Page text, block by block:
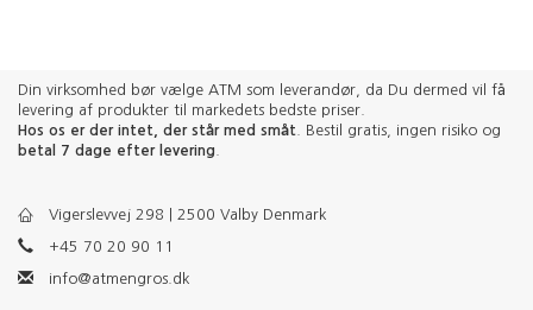
Din virksomhed bør vælge ATM som leverandør, da Du dermed vil få
levering af produkter til markedets bedste priser.
Hos os er der intet, der står med småt . Bestil gratis, ingen risiko og
betal 7 dage efter levering
Vigerslevvej 298 | 2500 Valby Denmark
+45 70 20 90 11
info@atmengros.dk